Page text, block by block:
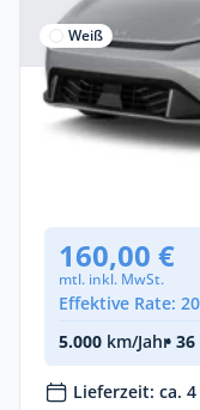
Weiß
Gewerbe & Privat
Kia EV4 58
160,00 €
mtl. inkl. MwSt.
Effektive Rate:
5.000 km/Jahr• 36
Lieferzeit: ca.